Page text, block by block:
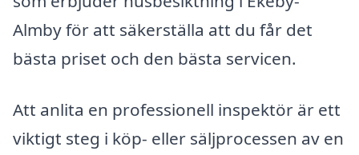
Almby för att säkerställa att du får det
bästa priset och den bästa servicen.
Att anlita en professionell inspektör är ett
viktigt steg i köp- eller säljprocessen av en